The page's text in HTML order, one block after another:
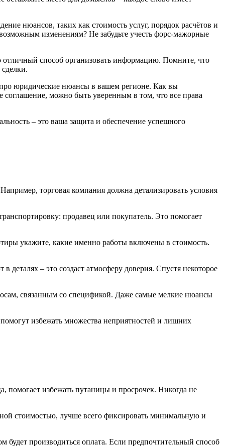
нюансов, таких как стоимость услуг, порядок расчётов и
изменениям? Не забудьте учесть форс-мажорные
способ организовать информацию. Помните, что
про юридические нюансы в вашем регионе. Как вы
соглашение, можно быть уверенным в том, что все права
– это ваша защита и обеспечение успешного
торговая компания должна детализировать условия
продавец или покупатель. Это помогает
укажите, какие именно работы включены в стоимость.
– это создаст атмосферу доверия. Спустя некоторое
связанным со спецификой. Даже самые мелкие нюансы
избежать множества неприятностей и лишних
помогает избежать путаницы и просрочек. Никогда не
стоимостью, лучше всего фиксировать минимальную и
производиться оплата. Если предпочтительный способ